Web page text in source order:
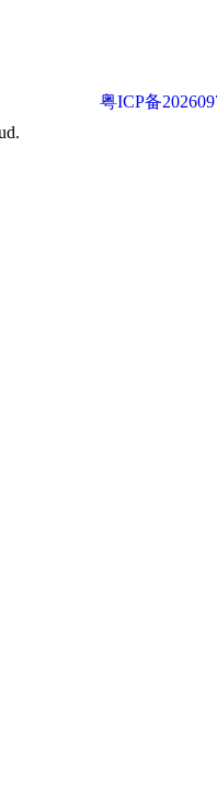
粤ICP备